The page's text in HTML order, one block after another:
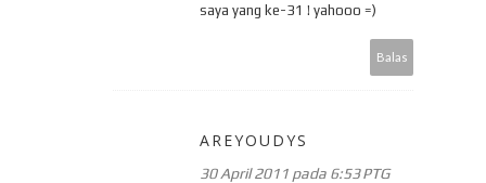
saya yang ke-31 ! yahooo =)
Balas
AREYOUDYS
30 April 2011 pada 6:53 PTG